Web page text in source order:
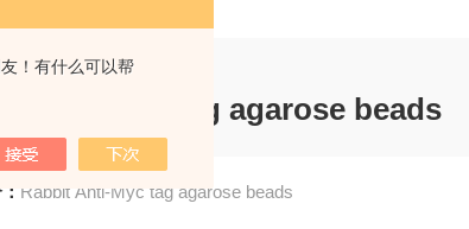
！有什么可以帮
Anti-Myc tag agarose beads
Rabbit Anti-Myc tag agarose beads